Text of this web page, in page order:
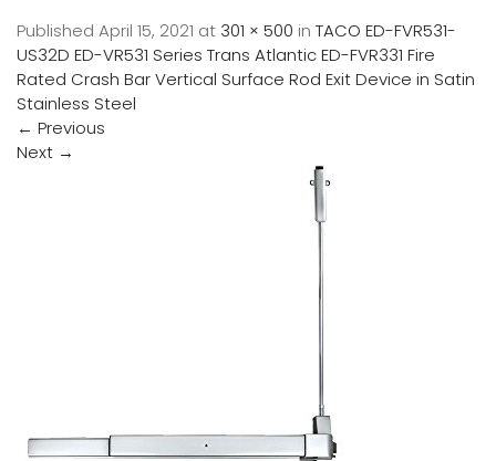
Published April 15, 2021 at 301 × 500 in TACO ED-FVR531-
US32D ED-VR531 Series Trans Atlantic ED-FVR331 Fire
Rated Crash Bar Vertical Surface Rod Exit Device in Satin
Stainless Steel
← Previous
Next →